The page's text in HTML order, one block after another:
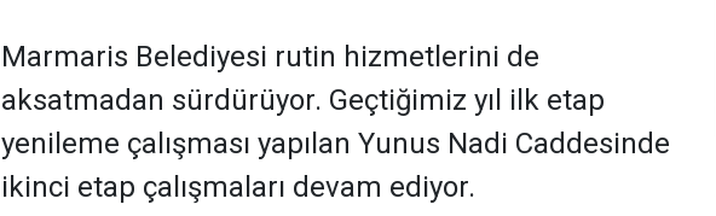
Marmaris Belediyesi rutin hizmetlerini de
aksatmadan sürdürüyor. Geçtiğimiz yıl ilk etap
yenileme çalışması yapılan Yunus Nadi Caddesinde
ikinci etap çalışmaları devam ediyor.